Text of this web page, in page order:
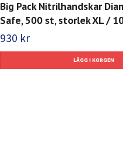
Big Pack Nitrilhandskar
Safe, 500 st, storlek XL /
930 kr